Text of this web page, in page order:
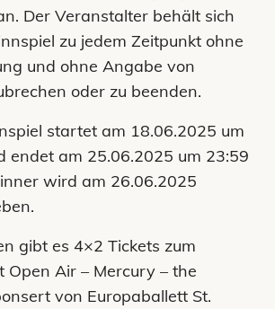
Der Veranstalter behält sich
zu jedem Zeitpunkt ohne
und ohne Angabe von
oder zu beenden.
startet am 18.06.2025 um
endet am 25.06.2025 um 23:59
wird am 26.06.2025
gibt es 4×2 Tickets zum
Open Air – Mercury – the
von Europaballett St.